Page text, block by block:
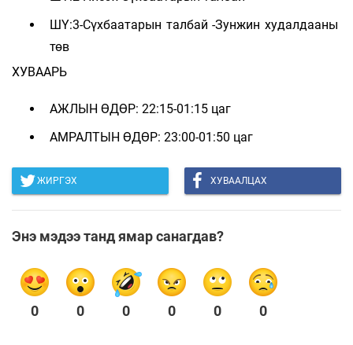
ШҮ:3-Сүхбаатарын талбай -Зунжин худалдааны
төв
ХУВААРЬ
АЖЛЫН ӨДӨР: 22:15-01:15 цаг
АМРАЛТЫН ӨДӨР: 23:00-01:50 цаг
ЖИРГЭХ ХУВААЛЦАХ
Энэ мэдээ танд ямар санагдав?
0 0 0 0 0 0